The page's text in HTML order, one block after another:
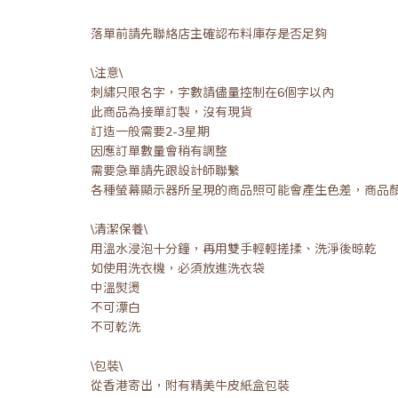
落單前請先聯絡店主確認布料庫存是否足夠
\注意\
刺繡只限名字，字數請儘量控制在6個字以內
此商品為接單訂製，沒有現貨
訂造一般需要2-3星期
因應訂單數量會稍有調整
需要急單請先跟設計師聯繫
各種螢幕顯示器所呈現的商品照可能會產生色差，商品
\清潔保養\
用溫水浸泡十分鐘，再用雙手輕輕搓揉、洗淨後晾乾
如使用洗衣機，必須放進洗衣袋
中溫熨燙
不可漂白
不可乾洗
\包裝\
從香港寄出，附有精美牛皮紙盒包裝